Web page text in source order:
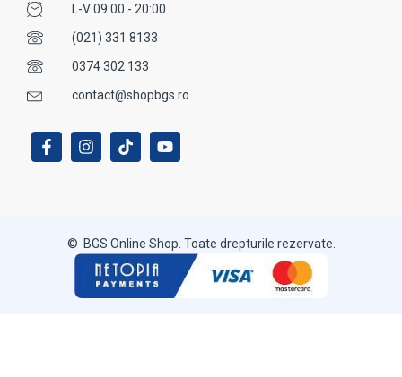
L-V 09:00 - 20:00
(021) 331 8133
0374 302 133
contact@shopbgs.ro
© BGS Online Shop. Toate drepturile rezervate.